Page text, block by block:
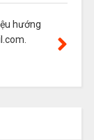
hướng